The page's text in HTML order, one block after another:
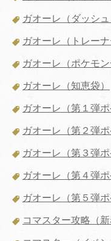
ガオーレ（ダッシュ
ガオーレ（トレーナ
ガオーレ（ポケモン
ガオーレ（知恵袋）
ガオーレ（第１弾ポ
ガオーレ（第２弾ポ
ガオーレ（第３弾ポ
ガオーレ（第４弾ポ
ガオーレ（第５弾ポ
コマスター攻略（新